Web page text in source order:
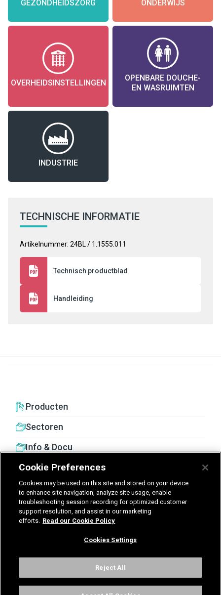
GEZONDHEIDSZORG ONDERWIJS
OVERHEIDSINSTELLINGEN
OPENBARE DOUCHE-
EN WASRUIMTEN
INDUSTRIE
TECHNISCHE INFORMATIE
Artikelnummer: 24BL / 1.1555.011
Technisch productblad
Handleiding
Producten
Sectoren
Info & Docu
United Kingdom Germany Nederland
België - Nederlands
Cookie Preferences
Cookies may be used on this site and stored on your device
to enhance site navigation, analyze site usage, enable
troubleshooting session recording for optimized customer
support resolution, and assist in our marketing
efforts. Read our Cookie Policy
Cookies Settings
Reject All